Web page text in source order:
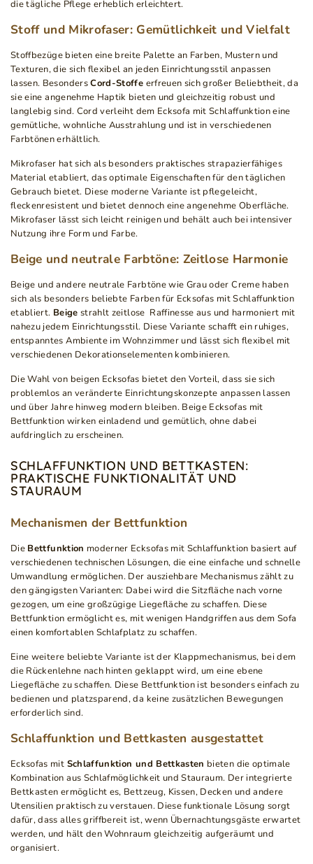
die tägliche Pflege erheblich erleichtert.
Stoff und Mikrofaser: Gemütlichkeit und Vielfalt
Stoffbezüge bieten eine breite Palette an Farben, Mustern und
Texturen, die sich flexibel an jeden Einrichtungsstil anpassen
lassen. BesondersCord-Stoffe erfreuen sich großer Beliebtheit, da
sie eine angenehme Haptik bieten und gleichzeitig robust und
langlebig sind. Cord verleiht dem Ecksofa mit Schlaffunktion eine
gemütliche, wohnliche Ausstrahlung und ist in verschiedenen
Farbtönen erhältlich.
Mikrofaser hat sich als besonders praktisches strapazierfähiges
Material etabliert, das optimale Eigenschaften für den täglichen
Gebrauch bietet. Diese moderne Variante ist pflegeleicht,
fleckenresistent und bietet dennoch eine angenehme Oberfläche.
Mikrofaser lässt sich leicht reinigen und behält auch bei intensiver
Nutzung ihre Form und Farbe.
Beige und neutrale Farbtöne: Zeitlose Harmonie
Beige und andere neutrale Farbtöne wie Grau oder Creme haben
sich als besonders beliebte Farben für Ecksofas mit Schlaffunktion
etabliert. Beige strahlt zeitlose Raffinesse aus und harmoniert mit
nahezu jedem Einrichtungsstil. Diese Variante schafft ein ruhiges,
entspanntes Ambiente im Wohnzimmer und lässt sich flexibel mit
verschiedenen Dekorationselementen kombinieren.
Die Wahl von beigen Ecksofas bietet den Vorteil, dass sie sich
problemlos an veränderte Einrichtungskonzepte anpassen lassen
und über Jahre hinweg modern bleiben. Beige Ecksofas mit
Bettfunktion wirken einladend und gemütlich, ohne dabei
aufdringlich zu erscheinen.
SCHLAFFUNKTION UND BETTKASTEN:
PRAKTISCHE FUNKTIONALITÄT UND
STAURAUM
Mechanismen der Bettfunktion
Die Bettfunktion moderner Ecksofas mit Schlaffunktion basiert auf
verschiedenen technischen Lösungen, die eine einfache und schnelle
Umwandlung ermöglichen. Der ausziehbare Mechanismus zählt zu
den gängigsten Varianten: Dabei wird die Sitzfläche nach vorne
gezogen, um eine großzügige Liegefläche zu schaffen. Diese
Bettfunktion ermöglicht es, mit wenigen Handgriffen aus dem Sofa
einen komfortablen Schlafplatz zu schaffen.
Eine weitere beliebte Variante ist der Klappmechanismus, bei dem
die Rückenlehne nach hinten geklappt wird, um eine ebene
Liegefläche zu schaffen. Diese Bettfunktion ist besonders einfach zu
bedienen und platzsparend, da keine zusätzlichen Bewegungen
erforderlich sind.
Schlaffunktion und Bettkasten ausgestattet
Ecksofas mit Schlaffunktion und Bettkasten bieten die optimale
Kombination aus Schlafmöglichkeit und Stauraum. Der integrierte
Bettkasten ermöglicht es, Bettzeug, Kissen, Decken und andere
Utensilien praktisch zu verstauen. Diese funktionale Lösung sorgt
dafür, dass alles griffbereit ist, wenn Übernachtungsgäste erwartet
werden, und hält den Wohnraum gleichzeitig aufgeräumt und
organisiert.